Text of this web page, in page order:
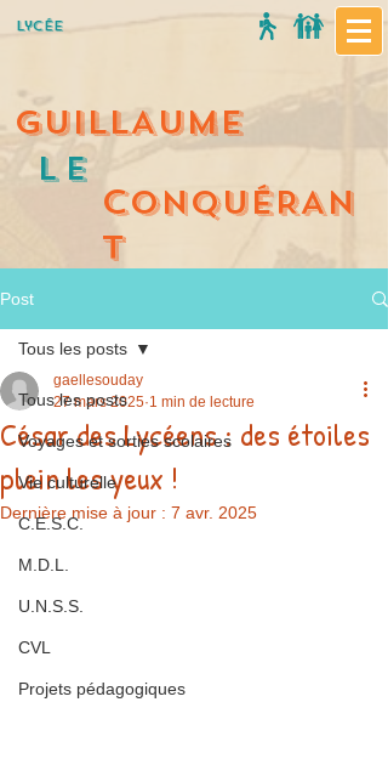
Lycée
GUILLAUME
Le
CONQUÉRAN
T
Post
Tous les posts
Voyages et sorties scolaires
Vie culturelle
C.E.S.C.
M.D.L.
U.N.S.S.
CVL
Projets pédagogiques
Tous les posts
César des Lycéens : des étoiles
plein les yeux !
gaellesouday
27 mars 2025 1 min de lecture
Dernière mise à jour : 7 avr. 2025